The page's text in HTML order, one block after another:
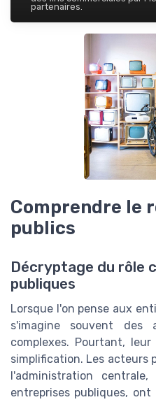
partenaires.
Comprendre le
publics
Décryptage du rôle
publiques
Lorsque l'on pense aux
s'imagine souvent des
complexes. Pourtant,
simplification. Les acteurs
l'administration
entreprises publiques,